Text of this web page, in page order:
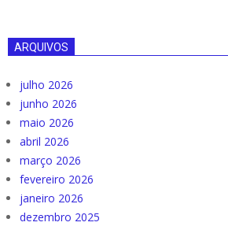
ARQUIVOS
julho 2026
junho 2026
maio 2026
abril 2026
março 2026
fevereiro 2026
janeiro 2026
dezembro 2025